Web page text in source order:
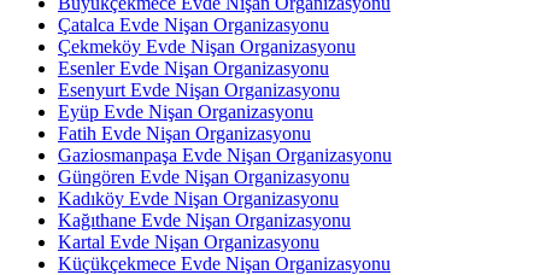
Çatalca Evde Nişan Organizasyonu
Çekmeköy Evde Nişan Organizasyonu
Esenler Evde Nişan Organizasyonu
Esenyurt Evde Nişan Organizasyonu
Eyüp Evde Nişan Organizasyonu
Fatih Evde Nişan Organizasyonu
Gaziosmanpaşa Evde Nişan Organizasyonu
Güngören Evde Nişan Organizasyonu
Kadıköy Evde Nişan Organizasyonu
Kağıthane Evde Nişan Organizasyonu
Kartal Evde Nişan Organizasyonu
Küçükçekmece Evde Nişan Organizasyonu